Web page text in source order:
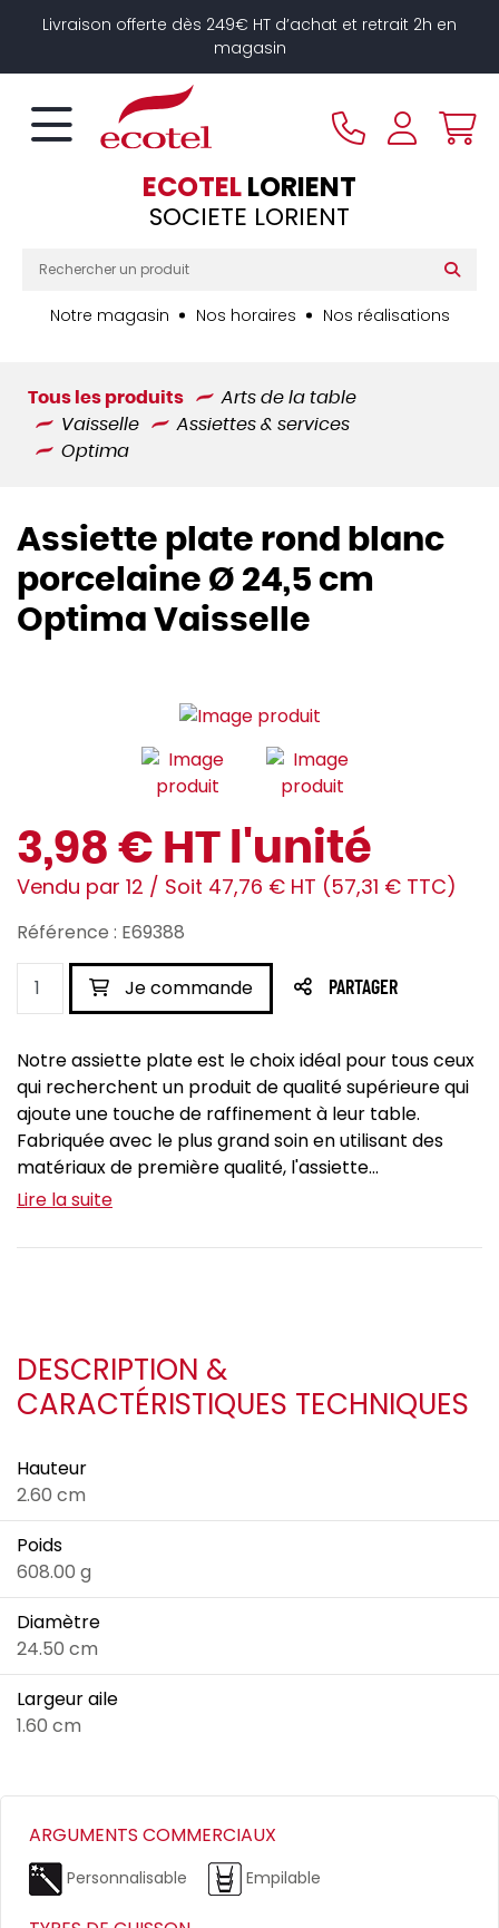
Livraison offerte dès 249€ HT d’achat et retrait 2h en
magasin
ECOTELLORIENT
SOCIETE LORIENT
Notre magasin Nos horaires Nos réalisations
Tous les produits
Arts de la table
Vaisselle
Assiettes & services
Optima
Assiette plate rond blanc
porcelaine Ø 24,5 cm
Optima Vaisselle
3,98 € HT l'unité
Vendu par 12 / Soit 47,76 € HT (57,31 € TTC)
Référence : E69388
Je commande PARTAGER
Notre assiette plate est le choix idéal pour tous ceux
qui recherchent un produit de qualité supérieure qui
ajoute une touche de raffinement à leur table.
Fabriquée avec le plus grand soin en utilisant des
matériaux de première qualité, l'assiette...
Lire la suite
DESCRIPTION &
CARACTÉRISTIQUES TECHNIQUES
Hauteur
2.60 cm
Poids
608.00 g
Diamètre
24.50 cm
Largeur aile
1.60 cm
ARGUMENTS COMMERCIAUX
Personnalisable Empilable
Panneau de gestion des cookies